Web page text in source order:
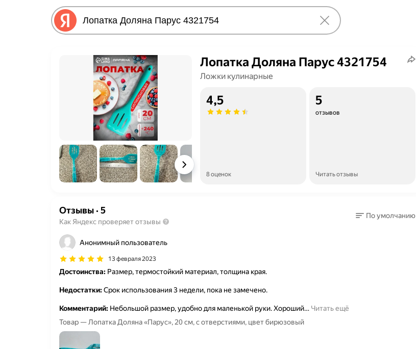
Лопатка Доляна Парус 4321754
Ложки кулинарные
4,5
8 оценок
5
отзывов
Читать отзывы
Отзывы· 5
Как Яндекс проверяет отзывы
По умолчанию
Анонимный пользователь
13 февраля 2023
Достоинства: Размер, термостойкий материал, толщина края.
Недостатки:Срок использования 3 недели, пока не замечено.
Комментарий: Небольшой размер, удобно для маленькой руки. Хороший… Читать ещё
Товар — Лопатка Доляна «Парус», 20 см, с отверстиями, цвет бирюзовый